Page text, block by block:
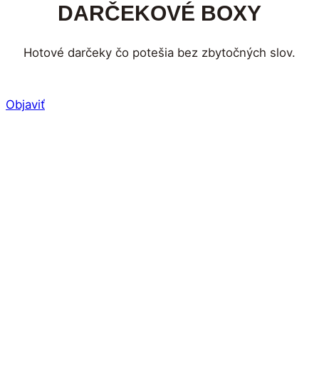
DARČEKOVÉ BOXY
Hotové darčeky čo potešia bez zbytočných slov.
Objaviť